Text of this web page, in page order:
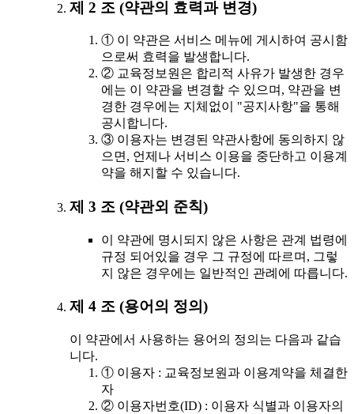
제 2 조 (약관의 효력과 변경)
① 이 약관은 서비스 메뉴에 게시하여 공시함
으로써 효력을 발생합니다.
② 교육정보원은 합리적 사유가 발생한 경우
에는 이 약관을 변경할 수 있으며, 약관을 변
경한 경우에는 지체없이 "공지사항"을 통해
공시합니다.
③ 이용자는 변경된 약관사항에 동의하지 않
으면, 언제나 서비스 이용을 중단하고 이용계
약을 해지할 수 있습니다.
제 3 조 (약관외 준칙)
이 약관에 명시되지 않은 사항은 관계 법령에
규정 되어있을 경우 그 규정에 따르며, 그렇
지 않은 경우에는 일반적인 관례에 따릅니다.
제 4 조 (용어의 정의)
이 약관에서 사용하는 용어의 정의는 다음과 같습
니다.
① 이용자 : 교육정보원과 이용계약을 체결한
자
② 이용자번호(ID) : 이용자 식별과 이용자의